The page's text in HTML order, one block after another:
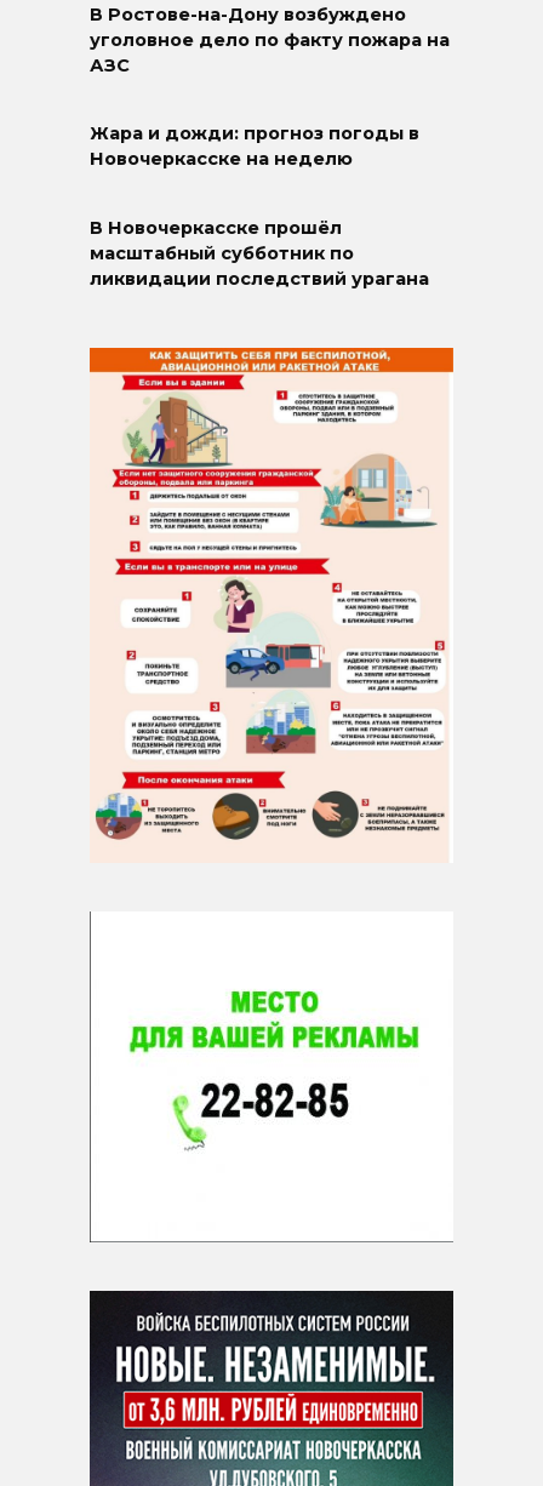
В Ростове-на-Дону возбуждено
уголовное дело по факту пожара на
АЗС
Жара и дожди: прогноз погоды в
Новочеркасске на неделю
В Новочеркасске прошёл
масштабный субботник по
ликвидации последствий урагана